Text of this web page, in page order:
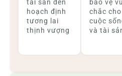
tài sản đến
hoạch định
tương lai
thịnh vượng
bảo vệ
chắc cho
cuộc
và tài